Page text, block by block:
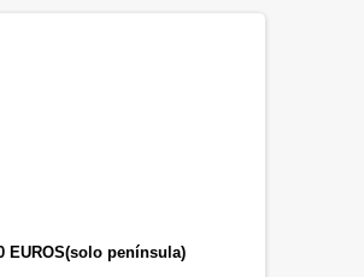
EUROS(solo península)